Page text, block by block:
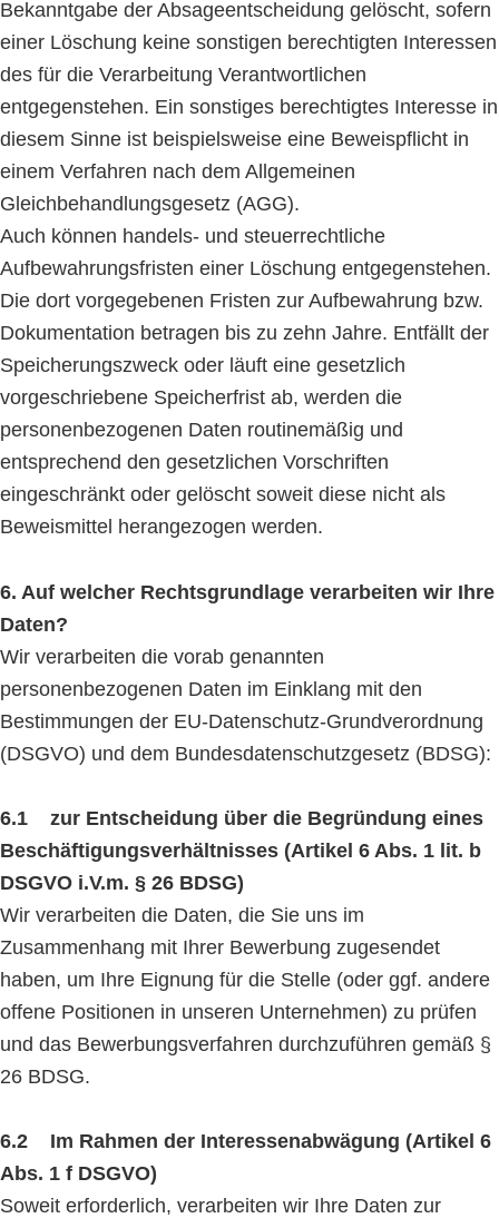
Bekanntgabe der Absageentscheidung gelöscht, sofern
einer Löschung keine sonstigen berechtigten Interessen
des für die Verarbeitung Verantwortlichen
entgegenstehen. Ein sonstiges berechtigtes Interesse in
diesem Sinne ist beispielsweise eine Beweispflicht in
einem Verfahren nach dem Allgemeinen
Gleichbehandlungsgesetz (AGG).
Auch können handels- und steuerrechtliche
Aufbewahrungsfristen einer Löschung entgegenstehen.
Die dort vorgegebenen Fristen zur Aufbewahrung bzw.
Dokumentation betragen bis zu zehn Jahre. Entfällt der
Speicherungszweck oder läuft eine gesetzlich
vorgeschriebene Speicherfrist ab, werden die
personenbezogenen Daten routinemäßig und
entsprechend den gesetzlichen Vorschriften
eingeschränkt oder gelöscht soweit diese nicht als
Beweismittel herangezogen werden.
6. Auf welcher Rechtsgrundlage verarbeiten wir Ihre
Daten?
Wir verarbeiten die vorab genannten
personenbezogenen Daten im Einklang mit den
Bestimmungen der EU-Datenschutz-Grundverordnung
(DSGVO) und dem Bundesdatenschutzgesetz (BDSG):
6.1 zur Entscheidung über die Begründung eines
Beschäftigungsverhältnisses (Artikel 6 Abs. 1 lit. b
DSGVO i.V.m. § 26 BDSG)
Wir verarbeiten die Daten, die Sie uns im
Zusammenhang mit Ihrer Bewerbung zugesendet
haben, um Ihre Eignung für die Stelle (oder ggf. andere
offene Positionen in unseren Unternehmen) zu prüfen
und das Bewerbungsverfahren durchzuführen gemäß §
26 BDSG.
6.2 Im Rahmen der Interessenabwägung (Artikel 6
Abs. 1 f DSGVO)
Soweit erforderlich, verarbeiten wir Ihre Daten zur